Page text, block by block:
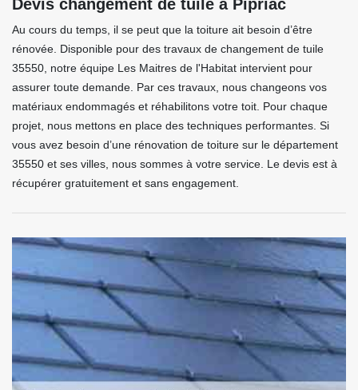
Devis changement de tuile à Pipriac
Au cours du temps, il se peut que la toiture ait besoin d’être
rénovée. Disponible pour des travaux de changement de tuile
35550, notre équipe Les Maitres de l'Habitat intervient pour
assurer toute demande. Par ces travaux, nous changeons vos
matériaux endommagés et réhabilitons votre toit. Pour chaque
projet, nous mettons en place des techniques performantes. Si
vous avez besoin d’une rénovation de toiture sur le département
35550 et ses villes, nous sommes à votre service. Le devis est à
récupérer gratuitement et sans engagement.